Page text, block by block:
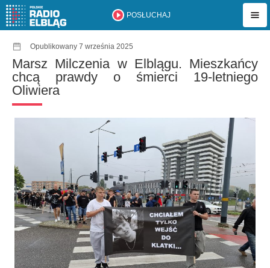
POSŁUCHAJ
Opublikowany 7 września 2025
Marsz Milczenia w Elblągu. Mieszkańcy
chcą prawdy o śmierci 19-letniego
Oliwiera